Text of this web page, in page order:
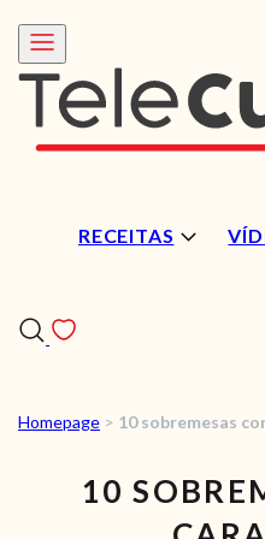
RECEITAS
Homepage > 10 sobremesas
10